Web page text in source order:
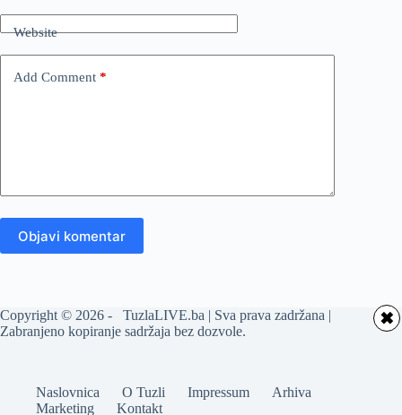
Website
Add Comment *
Objavi komentar
Copyright © 2026 - TuzlaLIVE.ba | Sva prava zadržana |
Zabranjeno kopiranje sadržaja bez dozvole.
Naslovnica O Tuzli Impressum
Arhiva
Marketing
Kontakt
✖